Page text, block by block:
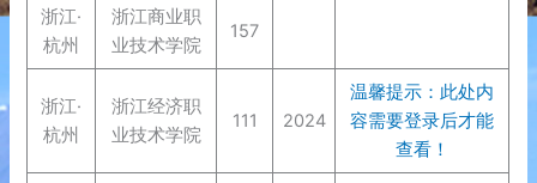
浙江·
杭州
浙江商业职
业技术学院
157
浙江·
杭州
浙江经济职
业技术学院
111 2024
温馨提示：此处内
容需要登录后才能
查看！